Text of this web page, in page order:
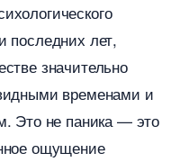
последних лет,
значительно
временами и
Это не паника — это
ощущение